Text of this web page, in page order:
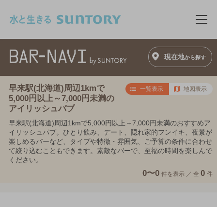
メ
現在地から探す
早来駅(北海道)周辺1kmで
5,000円以上～7,000円未満の
アイリッシュパブ
一覧表示 地図表示
早来駅(北海道)周辺1kmで5,000円以上～7,000円未満のおすすめア
イリッシュパブ。ひとり飲み、デート、隠れ家的フンイキ、夜景が
楽しめるバーなど、タイプや特徴・雰囲気、ご予算の条件に合わせ
て絞り込むこともできます。素敵なバーで、至福の時間を楽しんで
ください。
0〜0 件を表示 ／ 全 0 件